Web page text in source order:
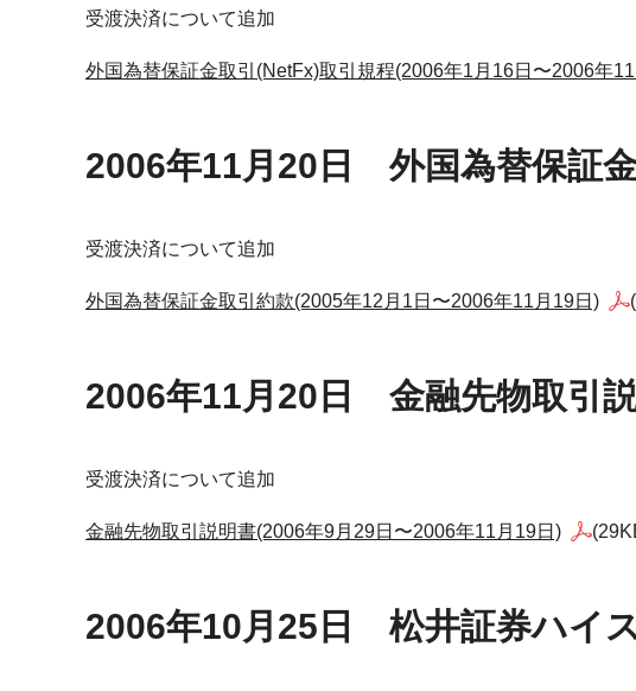
受渡決済について追加
外国為替保証金取引(NetFx)取引規程(2006年1月16日〜2006年
2006年11月20日 外国為替保証
受渡決済について追加
外国為替保証金取引約款(2005年12月1日〜2006年11月19日)
2006年11月20日 金融先物取引
受渡決済について追加
金融先物取引説明書(2006年9月29日〜2006年11月19日)
2006年10月25日 松井証券ハイ